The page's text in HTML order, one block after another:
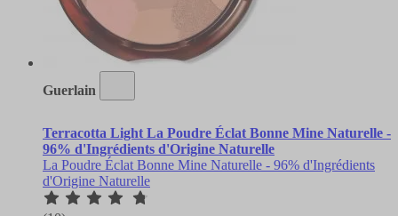
Guerlain
Terracotta Light La Poudre Éclat Bonne Mine Naturelle -
96% d'Ingrédients d'Origine Naturelle
La Poudre Éclat Bonne Mine Naturelle - 96% d'Ingrédients
d'Origine Naturelle